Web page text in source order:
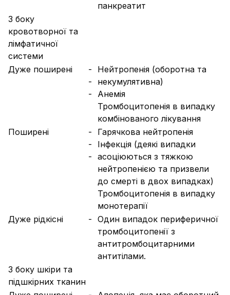
панкреатит
З боку
кровотворної та
лімфатичної
системи
Дуже поширені
-
-
-
Нейтропенія (оборотна та
некумулятивна)
Анемія
Тромбоцитопенія в випадку
комбінованого лікування
Поширені
-
-
-
Гарячкова нейтропенія
Інфекція (деякі випадки
асоціюються з тяжкою
нейтропенією та призвели
до смерті в двох випадках)
Тромбоцитопенія в випадку
монотерапії
Дуже рідкісні
- Один випадок периферичної
тромбоцитопенії з
антитромбоцитарними
антитілами.
З боку шкіри та
підшкірних тканин